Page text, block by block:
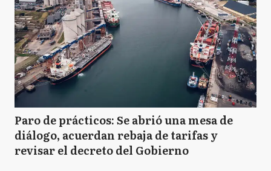
Paro de prácticos: Se abrió una mesa de
diálogo, acuerdan rebaja de tarifas y
revisar el decreto del Gobierno